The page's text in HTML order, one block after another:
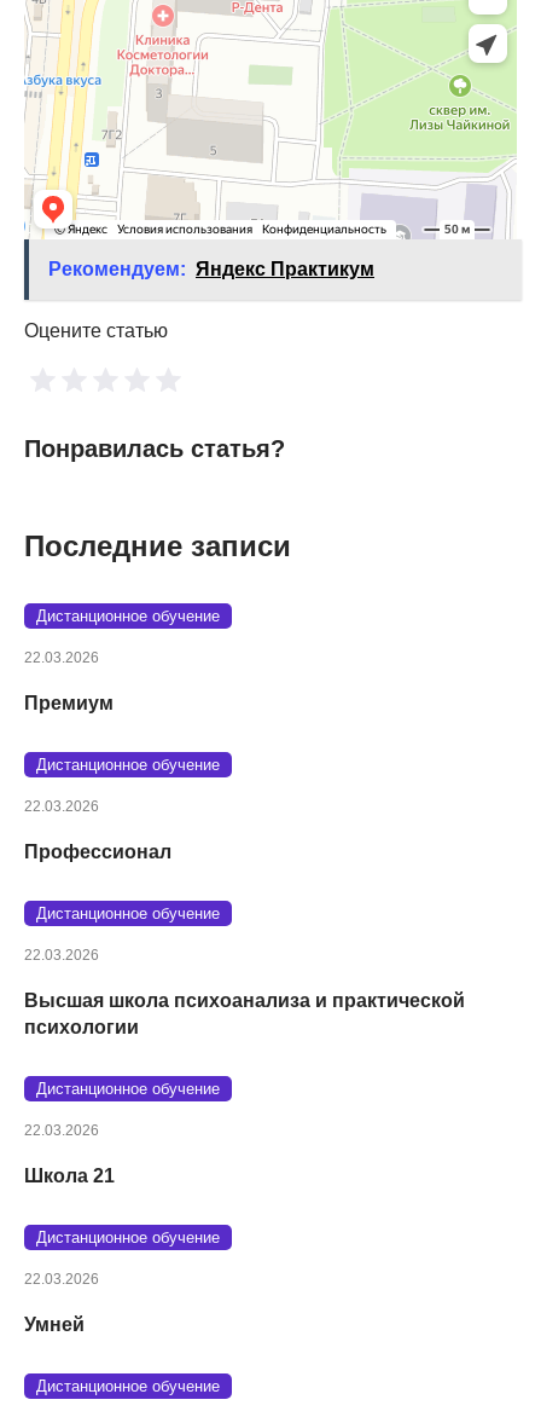
Рекомендуем: Яндекс Практикум
Оцените статью
Понравилась статья?
Последние записи
Дистанционное обучение
22.03.2026
Премиум
Дистанционное обучение
22.03.2026
Профессионал
Дистанционное обучение
22.03.2026
Высшая школа психоанализа и практической
психологии
Дистанционное обучение
22.03.2026
Школа 21
Дистанционное обучение
22.03.2026
Умней
Дистанционное обучение